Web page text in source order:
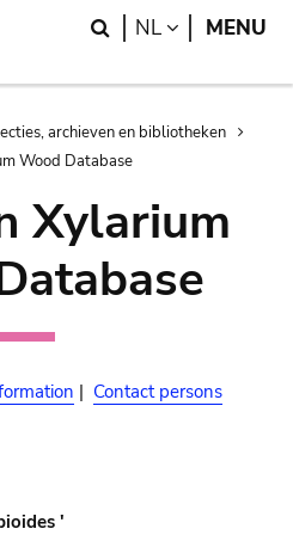
Search
NL LANGUAGE
MENU
archieven en bibliotheken
Wood Database
Xylarium
| Contact persons
'